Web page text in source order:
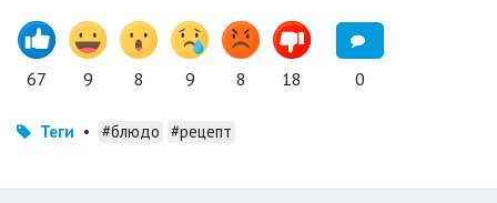
67 9 8 9 8 18 0
Теги • #блюдо #рецепт